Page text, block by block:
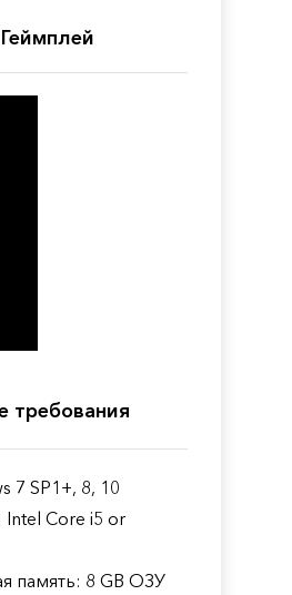
требования
7 SP1+, 8, 10
Core i5 or
память: 8 GB ОЗУ